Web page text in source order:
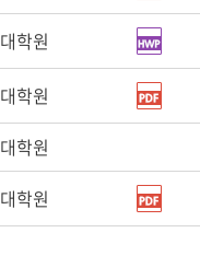
대학원
대학원
대학원
대학원